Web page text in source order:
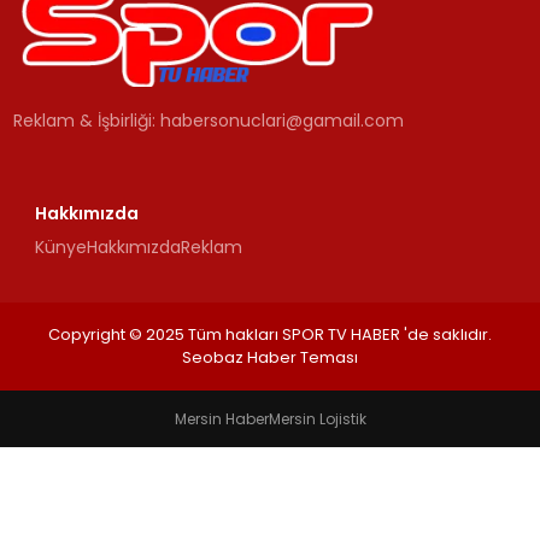
MAGAZIN
SPOR
Reklam & İşbirliği:habersonuclari@gamail.com
Hakkımızda
KünyeHakkımızdaReklam
Copyright © 2025 Tüm hakları SPOR TV HABER 'de saklıdır.
Seobaz Haber Teması
Mersin HaberMersin Lojistik